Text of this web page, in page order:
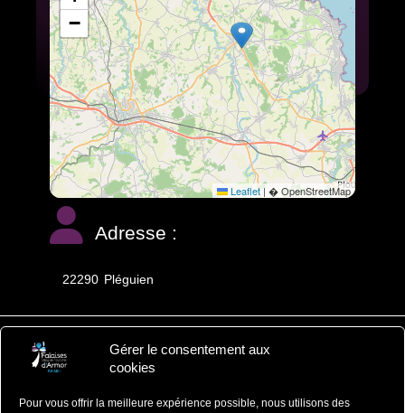
Gérer le consentement aux
cookies
Pour vous offrir la meilleure expérience possible, nous utilisons des
−
Leaflet | � OpenStreetMap
Adresse :
22290 Pléguien
Falaises d'Armor
ZA du Ponlo, 22290 LANVOLLON